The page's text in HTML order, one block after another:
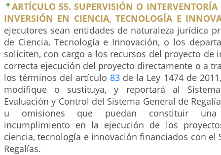
ARTÍCULO 55. SUPERVISIÓN O INTERVENTORÍA
INVERSIÓN EN CIENCIA, TECNOLOGÍA E
ejecutores sean entidades de naturaleza jurídica
de Ciencia, Tecnología e Innovación, o los
soliciten, con cargo a los recursos del proyecto de
correcta ejecución del proyecto directamente o a
los términos del artículo 83 de la Ley 1474 de
modifique o sustituya, y reportará al
Evaluación y Control del Sistema General de
u omisiones que puedan constituir
incumplimiento en la ejecución de los
ciencia, tecnología e innovación financiados con el
Regalías.